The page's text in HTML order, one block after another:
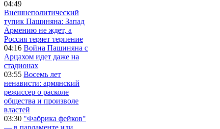
04:49
Внешнеполитический
тупик Пашиняна: Запад
Армению не ждет, а
Россия теряет терпение
04:16 Война Пашиняна с
Арцахом идет даже на
стадионах
03:55 Восемь лет
ненависти: армянский
режиссер о расколе
общества и произволе
властей
03:30 "Фабрика фейков"
— в парламенте или